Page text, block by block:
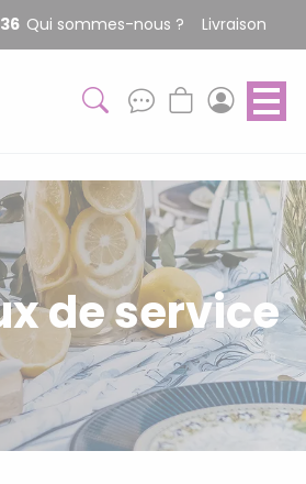
Qui sommes-nous ? Livraison
de service
cookies